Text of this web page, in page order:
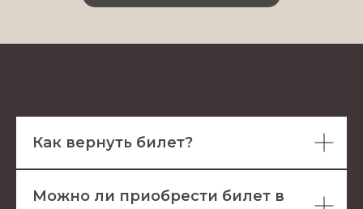
Как вернуть билет?
Можно ли приобрести билет в